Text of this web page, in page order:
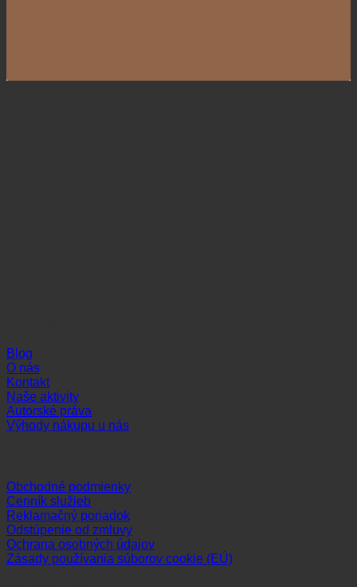
Blog
O nás
Kontakt
Naše aktivity
Autorské práva
Výhody nákupu u nás
Obchodné podmienky
Cenník služieb
Reklamačný poriadok
Odstúpenie od zmluvy
Ochrana osobných údajov
Zásady používania súborov cookie (EÚ)